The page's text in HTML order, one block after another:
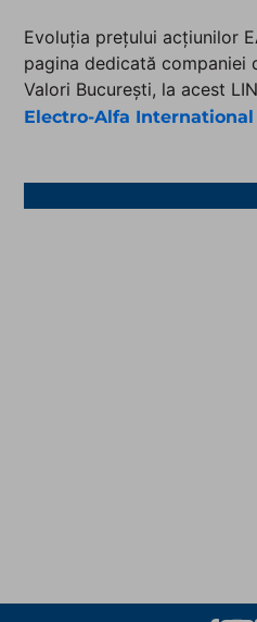
Evoluția prețului acțiunilor
pagina dedicată companiei
Valori București, la acest
Electro-Alfa International